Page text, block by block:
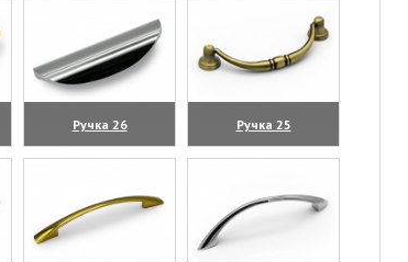
Ручка 26
(увеличить)
Ручка 25
(увеличить)